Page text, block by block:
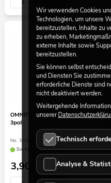
OMNITRONIC IP XLR Stecker
3pol
No. 30208435
Bestand reicht ca. 12 Wo.
3,90
Wir verwenden Cookies
Technologien, um unsere
bereitzustellen, Inhalte zu
zu erheben,
externe Inhalte sowie
bereitzustellen.
Sie können selbst
und Diensten Sie
erforderliche Dienste sind
nicht deaktiviert werden.
Weitergehende
unserer
Technisch
Analyse &